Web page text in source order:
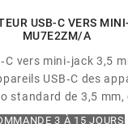
USB-C VERS
MU7E2ZM/A
vers mini‑jack 3,5
USB‑C des
standard de 3,5 mm,
écouteurs ou des
3 À 15 JOURS